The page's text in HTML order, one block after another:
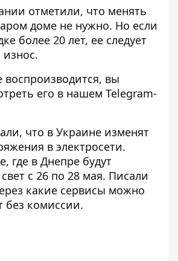
отметили, что менять
доме не нужно. Но если
более 20 лет, ее следует
воспроизводится, вы
его в нашем Telegram-
что в Украине изменят
в электросети.
где в Днепре будут
с 26 по 28 мая. Писали
какие сервисы можно
без комиссии.